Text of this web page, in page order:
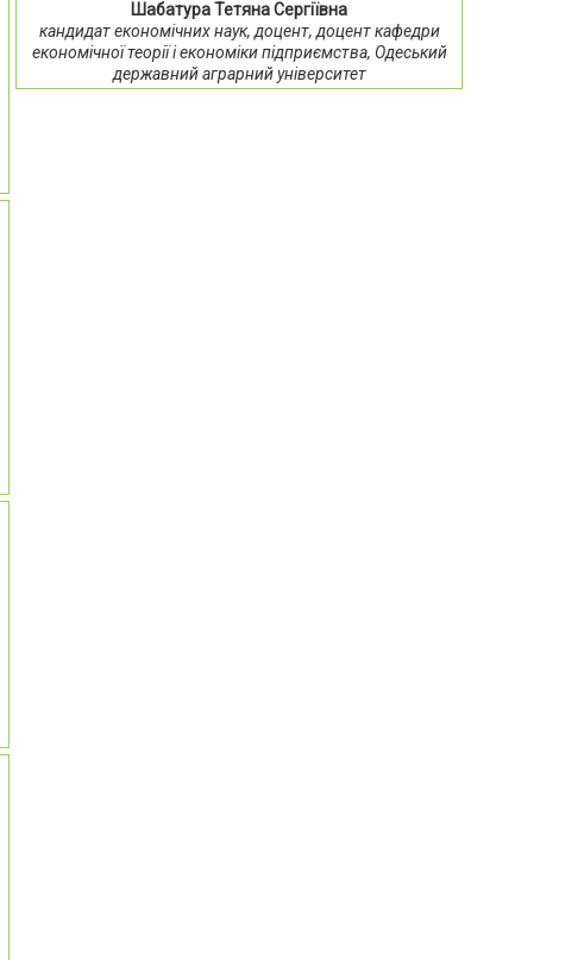
Шабатура Тетяна Сергіївна
кандидат економічних наук, доцент, доцент кафедри
економічної теорії і економіки підприємства, Одеський
державний аграрний університет